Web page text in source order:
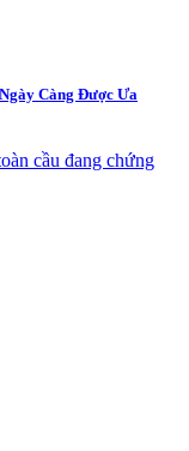
Càng Được Ưa
cầu đang chứng